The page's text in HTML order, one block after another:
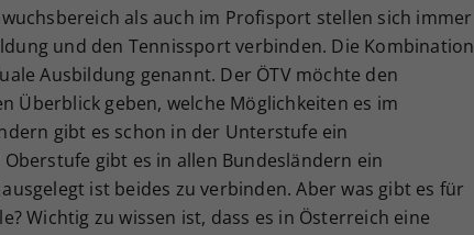
als auch im Profisport stellen sich immer
und den Tennissport verbinden. Die Kombination
Ausbildung genannt. Der ÖTV möchte den
Überblick geben, welche Möglichkeiten es im
gibt es schon in der Unterstufe ein
gibt es in allen Bundesländern ein
ist beides zu verbinden. Aber was gibt es für
Wichtig zu wissen ist, dass es in Österreich eine
Ihrer vorgenommen Einstellungen, falls der
Webseiten-Betreiber dies eingestellt hat.